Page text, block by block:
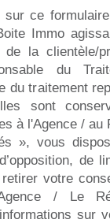
sur ce
Immo
la clientèle/
du
du traitement
sont
à l'Agence / au
», vous
de
votre
/ Le
sur